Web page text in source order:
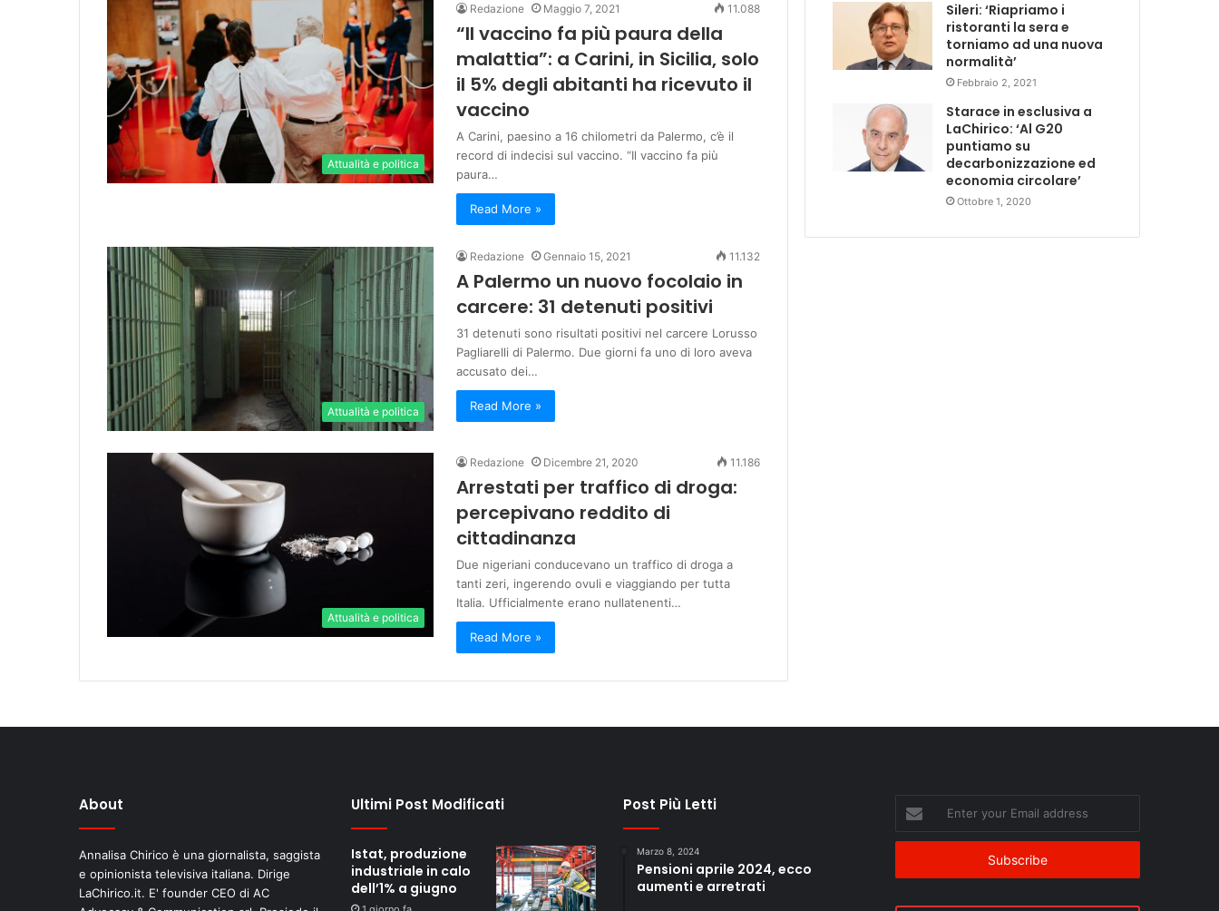
Attualità e politica
Redazione Maggio 7, 2021 11.088
“Il vaccino fa più paura della
malattia”: a Carini, in Sicilia, solo
il 5% degli abitanti ha ricevuto il
vaccino
A Carini, paesino a 16 chilometri da Palermo, c’è il
record di indecisi sul vaccino. “Il vaccino fa più
paura…
Read More »
Attualità e politica
Redazione Gennaio 15, 2021 11.132
A Palermo un nuovo focolaio in
carcere: 31 detenuti positivi
31 detenuti sono risultati positivi nel carcere Lorusso
Pagliarelli di Palermo. Due giorni fa uno di loro aveva
accusato dei…
Read More »
Attualità e politica
Redazione Dicembre 21, 2020 11.186
Arrestati per traffico di droga:
percepivano reddito di
cittadinanza
Due nigeriani conducevano un traffico di droga a
tanti zeri, ingerendo ovuli e viaggiando per tutta
Italia. Ufficialmente erano nullatenenti…
Read More »
Sileri: ‘Riapriamo i
ristoranti la sera e
torniamo ad una nuova
normalità’
Febbraio 2, 2021
Starace in esclusiva a
LaChirico: ‘Al G20
puntiamo su
decarbonizzazione ed
economia circolare’
Ottobre 1, 2020
About
Annalisa Chirico è una giornalista, saggista
e opinionista televisiva italiana. Dirige
LaChirico.it. E' founder CEO di AC
Ultimi Post Modificati
Istat, produzione
industriale in calo
dell’1% a giugno
Post Più Letti
Marzo 8, 2024
Pensioni aprile 2024, ecco
aumenti e arretrati
Enter
your
Email